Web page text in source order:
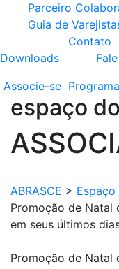
Parceiro
Guia de
Downloads
Contato
Associe-se Programa
espaço do
ABRASCE >
Promoção de Natal
em seus últimos
Promoção de Natal